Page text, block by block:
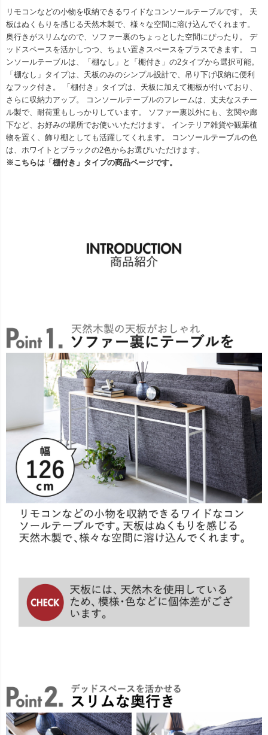
リモコンなどの小物を収納できるワイドなコンソールテーブルです。 天
板はぬくもりを感じる天然木製で、様々な空間に溶け込んでくれます。
奥行きがスリムなので、ソファー裏のちょっとした空間にぴったり。 デ
ッドスペースを活かしつつ、ちょい置きスぺースをプラスできます。 コ
ンソールテーブルは、「棚なし」と「棚付き」の2タイプから選択可能。
「棚なし」タイプは、天板のみのシンプル設計で、吊り下げ収納に便利
なフック付き。 「棚付き」タイプは、天板に加えて棚板が付いており、
さらに収納力アップ。 コンソールテーブルのフレームは、丈夫なスチー
ル製で、耐荷重もしっかりしています。 ソファー裏以外にも、玄関や廊
下など、お好みの場所でお使いいただけます。 インテリア雑貨や観葉植
物を置く、飾り棚としても活躍してくれます。 コンソールテーブルの色
は、ホワイトとブラックの2色からお選びいただけます。
※こちらは「棚付き」タイプの商品ページです。